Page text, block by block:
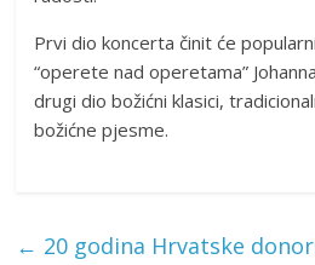
Prvi dio koncerta činit će
“operete nad operetama”
drugi dio božićni klasici,
božićne pjesme.
← 20 godina Hrvatske